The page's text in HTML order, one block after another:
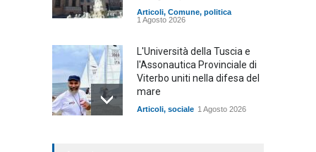
Articoli, Comune, politica
1 Agosto 2026
L'Università della Tuscia e
l'Assonautica Provinciale di
Viterbo uniti nella difesa del
mare
Articoli, sociale 1 Agosto 2026